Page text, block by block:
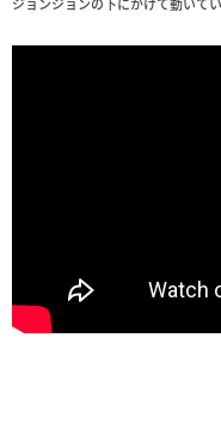
ジョンジョンの下にかけて動いて